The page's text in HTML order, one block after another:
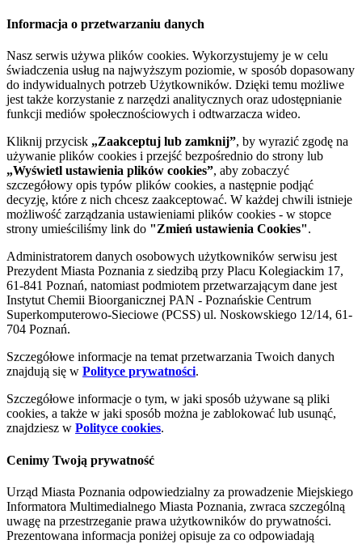
Informacja o przetwarzaniu danych
Nasz serwis używa plików cookies. Wykorzystujemy je w celu
świadczenia usług na najwyższym poziomie, w sposób dopasowany
do indywidualnych potrzeb Użytkowników. Dzięki temu możliwe
jest także korzystanie z narzędzi analitycznych oraz udostępnianie
funkcji mediów społecznościowych i odtwarzacza wideo.
Kliknij przycisk „Zaakceptuj lub zamknij”, by wyrazić zgodę na
używanie plików cookies i przejść bezpośrednio do strony lub
„Wyświetl ustawienia plików cookies”, aby zobaczyć
szczegółowy opis typów plików cookies, a następnie podjąć
decyzję, które z nich chcesz zaakceptować. W każdej chwili istnieje
możliwość zarządzania ustawieniami plików cookies - w stopce
strony umieściliśmy link do "Zmień ustawienia Cookies".
Administratorem danych osobowych użytkowników serwisu jest
Prezydent Miasta Poznania z siedzibą przy Placu Kolegiackim 17,
61-841 Poznań, natomiast podmiotem przetwarzającym dane jest
Instytut Chemii Bioorganicznej PAN - Poznańskie Centrum
Superkomputerowo-Sieciowe (PCSS) ul. Noskowskiego 12/14, 61-
704 Poznań.
Szczegółowe informacje na temat przetwarzania Twoich danych
znajdują się w Polityce prywatności.
Szczegółowe informacje o tym, w jaki sposób używane są pliki
cookies, a także w jaki sposób można je zablokować lub usunąć,
znajdziesz w Polityce cookies.
Cenimy Twoją prywatność
Urząd Miasta Poznania odpowiedzialny za prowadzenie Miejskiego
Informatora Multimedialnego Miasta Poznania, zwraca szczególną
uwagę na przestrzeganie prawa użytkowników do prywatności.
Prezentowana informacja poniżej opisuje za co odpowiadają